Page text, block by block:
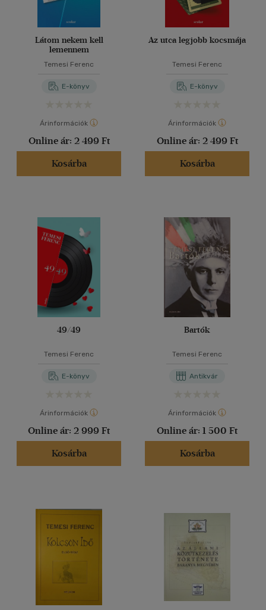
Látom nekem kell
lemennem
Temesi Ferenc
E-könyv
Árinformációk
Online ár: 2 499 Ft
Kosárba
Az utca legjobb kocsmája
Temesi Ferenc
E-könyv
Árinformációk
Online ár: 2 499 Ft
Kosárba
49/49
Temesi Ferenc
E-könyv
Árinformációk
Online ár: 2 999 Ft
Kosárba
Bartók
Temesi Ferenc
Antikvár
Árinformációk
Online ár: 1 500 Ft
Kosárba